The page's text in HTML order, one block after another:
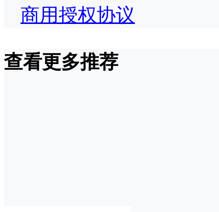
商用授权协议
查看更多推荐